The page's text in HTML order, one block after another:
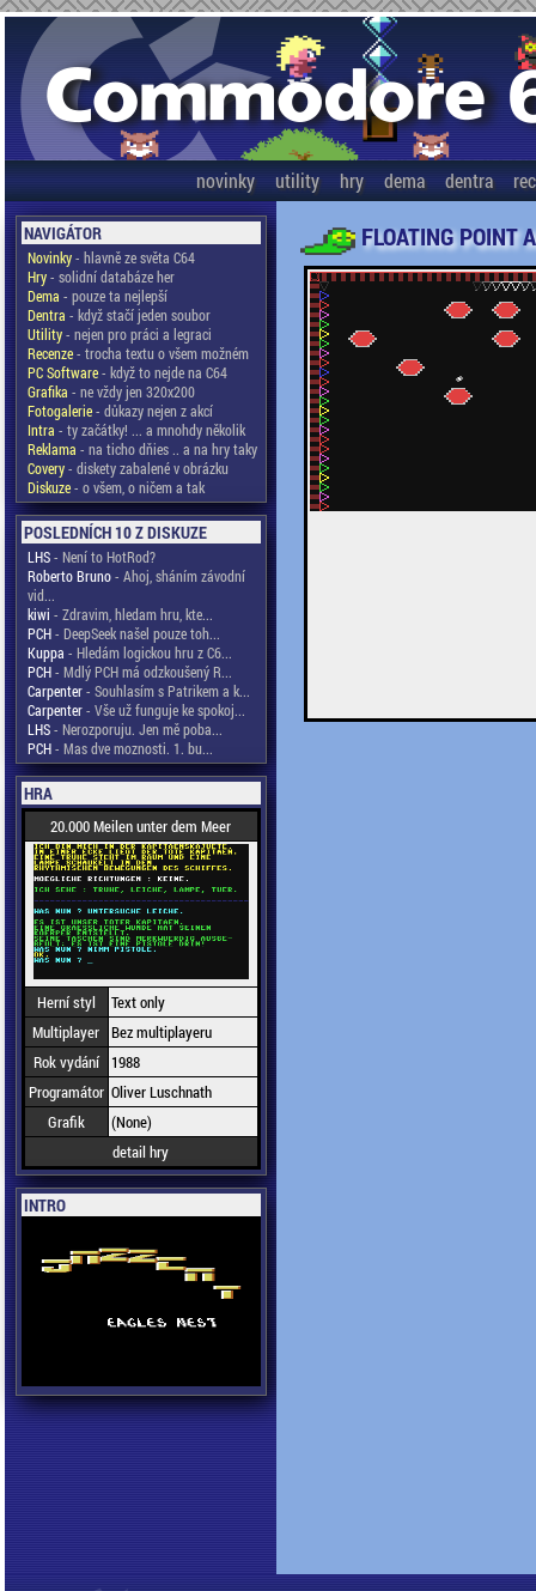
novinky utility hry dema dentra
NAVIGÁTOR
Novinky- hlavně ze světa C64
Hry- solidní databáze her
Dema - pouze ta nejlepší
Dentra - když stačí jeden soubor
Utility- nejen pro práci a legraci
Recenze- trocha textu o všem možném
PC Software- když to nejde na C64
Grafika - ne vždy jen 320x200
Fotogalerie- důkazy nejen z akcí
Intra - ty začátky! ... a mnohdy několik
Reklama - na ticho dňies .. a na hry taky
Covery- diskety zabalené v obrázku
Diskuze- o všem, o ničem a tak
POSLEDNÍCH 10 Z DISKUZE
LHS- Není to HotRod?
Roberto Bruno- Ahoj, sháním závodní
vid...
kiwi - Zdravim, hledam hru, kte...
PCH- DeepSeek našel pouze toh...
Kuppa - Hledám logickou hru z C6...
PCH- Mdlý PCH má odzkoušený R...
Carpenter- Souhlasím s Patrikem a k...
Carpenter- Vše už funguje ke spokoj...
LHS- Nerozporuju. Jen mě poba...
PCH- Mas dve moznosti. 1. bu...
HRA
20.000 Meilen unter dem Meer
Herní styl
Text only
Multiplayer Bez multiplayeru
Rok vydání
1988
Programátor Oliver Luschnath
Grafik
(None)
detail hry
INTRO
FLOATING POINT